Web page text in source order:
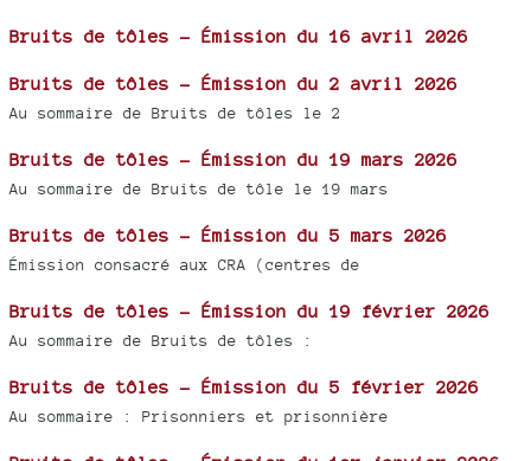
Bruits de tôles - Émission du 16 avril 2026
Bruits de tôles - Émission du 2 avril 2026
Au sommaire de Bruits de tôles le 2
Bruits de tôles - Émission du 19 mars 2026
Au sommaire de Bruits de tôle le 19 mars
Bruits de tôles - Émission du 5 mars 2026
Émission consacré aux CRA (centres de
Bruits de tôles - Émission du 19 février 2026
Au sommaire de Bruits de tôles :
Bruits de tôles - Émission du 5 février 2026
Au sommaire : Prisonniers et prisonnière